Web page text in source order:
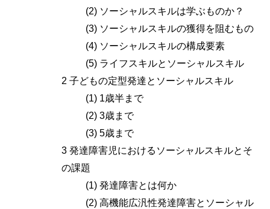
(2) ソーシャルスキルは学ぶものか？
(3) ソーシャルスキルの獲得を阻むもの
(4) ソーシャルスキルの構成要素
(5) ライフスキルとソーシャルスキル
2 子どもの定型発達とソーシャルスキル
(1) 1歳半まで
(2) 3歳まで
(3) 5歳まで
3 発達障害児におけるソーシャルスキルとそ
の課題
(1) 発達障害とは何か
(2) 高機能広汎性発達障害とソーシャル